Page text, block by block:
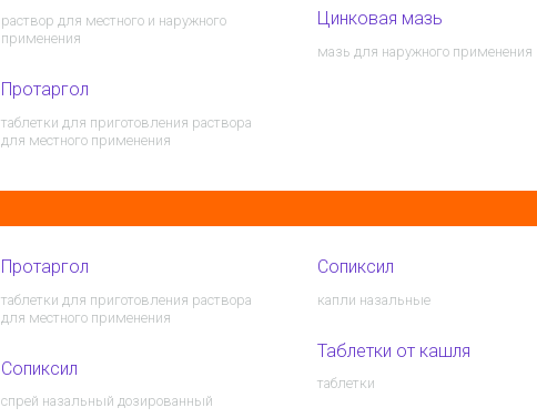
раствор для местного и наружного
применения
Протаргол
таблетки для приготовления раствора
для местного применения
Цинковая мазь
мазь для наружного применения
Протаргол
таблетки для приготовления раствора
для местного применения
Сопиксил
спрей назальный дозированный
Сопиксил
капли назальные
Таблетки от кашля
таблетки